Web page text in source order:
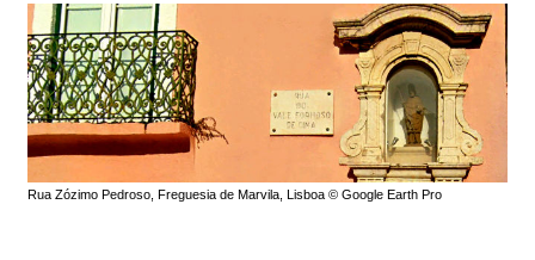
Rua Zózimo Pedroso, Freguesia de Marvila, Lisboa © Google Earth Pro